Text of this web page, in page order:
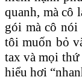
quanh, mà
gói mà cô nói
tôi muốn bỏ
tax và mọi
hiểu hơi